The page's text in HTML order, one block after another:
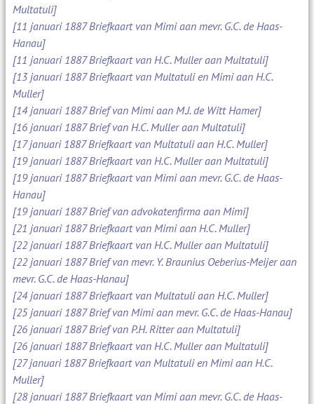
Multatuli]
[11 januari 1887 Briefkaart van Mimi aan mevr. G.C. de Haas-
Hanau]
[11 januari 1887 Briefkaart van H.C. Muller aan Multatuli]
[13 januari 1887 Briefkaart van Multatuli en Mimi aan H.C.
Muller]
[14 januari 1887 Brief van Mimi aan M.J. de Witt Hamer]
[16 januari 1887 Brief van H.C. Muller aan Multatuli]
[17 januari 1887 Briefkaart van Multatuli aan H.C. Muller]
[19 januari 1887 Briefkaart van H.C. Muller aan Multatuli]
[19 januari 1887 Briefkaart van Mimi aan mevr. G.C. de Haas-
Hanau]
[19 januari 1887 Brief van advokatenfirma aan Mimi]
[21 januari 1887 Briefkaart van Mimi aan H.C. Muller]
[22 januari 1887 Briefkaart van H.C. Muller aan Multatuli]
[22 januari 1887 Brief van mevr. Y. Braunius Oeberius-Meijer aan
mevr. G.C. de Haas-Hanau]
[24 januari 1887 Briefkaart van Multatuli aan H.C. Muller]
[25 januari 1887 Brief van Mimi aan mevr. G.C. de Haas-Hanau]
[26 januari 1887 Brief van P.H. Ritter aan Multatuli]
[26 januari 1887 Briefkaart van H.C. Muller aan Multatuli]
[27 januari 1887 Briefkaart van Multatuli en Mimi aan H.C.
Muller]
[28 januari 1887 Briefkaart van Mimi aan mevr. G.C. de Haas-